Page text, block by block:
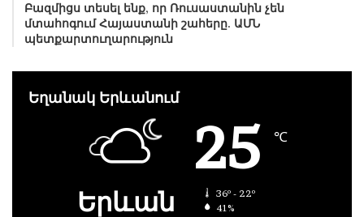
Բազմիցս տեսել ենք, որ Ռուսաստանին չեն
մտահոգում Հայաստանի շահերը. ԱՄՆ
պետքարտուղարություն
Եղանակ Երևանում
Երևան
25 ℃
36º - 22º
41%